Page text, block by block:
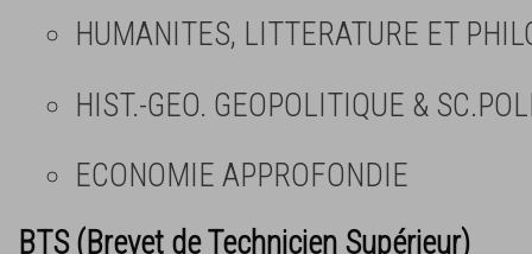
HUMANITES, LITTERATURE ET
HIST.-GEO. GEOPOLITIQUE &
ECONOMIE APPROFONDIE
BTS (Brevet de Technicien Supérieur)